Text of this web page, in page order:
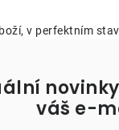
v perfektním
váš e-